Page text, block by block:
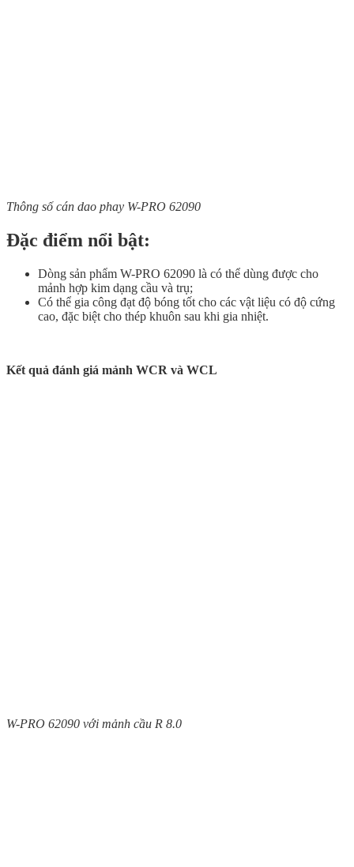
Thông số cán dao phay W-PRO 62090
Đặc điểm nổi bật:
Dòng sản phẩm W-PRO 62090 là có thể dùng được cho
mảnh hợp kim dạng cầu và trụ;
Có thể gia công đạt độ bóng tốt cho các vật liệu có độ cứng
cao, đặc biệt cho thép khuôn sau khi gia nhiệt.
Kết quả đánh giá mảnh WCR và WCL
W-PRO 62090 với mảnh cầu R 8.0